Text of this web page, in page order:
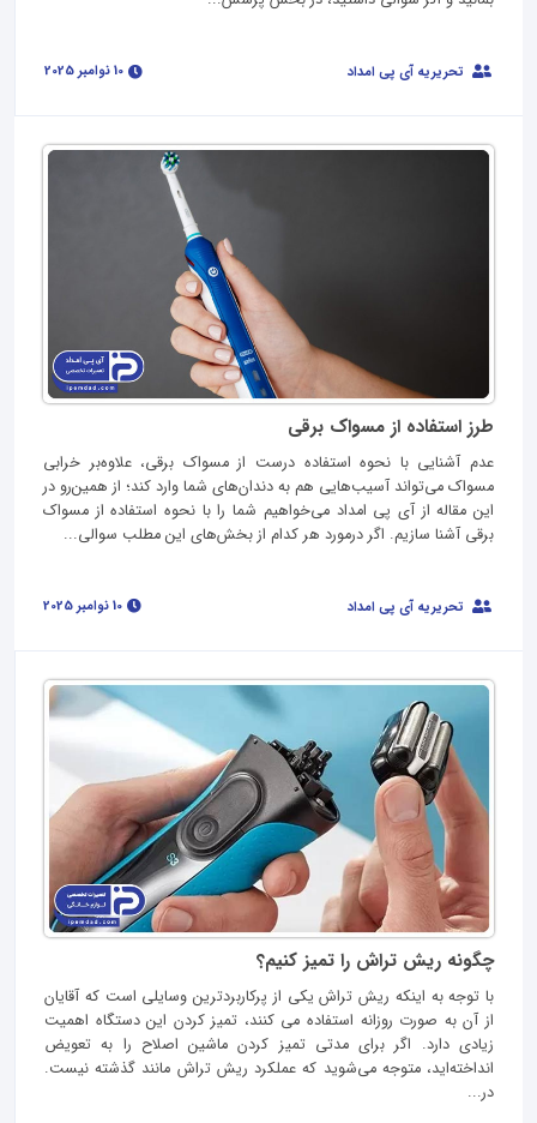
تحریریه آی پی امداد
طرز استفاده از مسواک برقی
عدم آشنایی با نحوه استفاده درست از مسواک برقی، علاوه‌بر خرابی
مسواک می‌تواند آسیب‌هایی هم به دندان‌های شما وارد کند؛ از همین‌رو در
این مقاله از آی پی امداد می‌خواهیم شما را با نحوه استفاده از مسواک
برقی آشنا سازیم. اگر درمورد هر کدام از بخش‌های این مطلب سوالی...
تحریریه آی پی امداد
چگونه ریش تراش را تمیز کنیم؟
با توجه به اینکه ریش تراش یکی از پرکاربردترین وسایلی است که آقایان
از آن به صورت روزانه استفاده می کنند، تمیز کردن این دستگاه اهمیت
زیادی دارد. اگر برای مدتی تمیز کردن ماشین اصلاح را به تعویض
انداخته‌اید، متوجه می‌شوید که عملکرد ریش تراش مانند گذشته نیست.
در...